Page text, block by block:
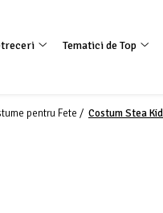
Tematici de Top
pentru Fete / Costum Stea